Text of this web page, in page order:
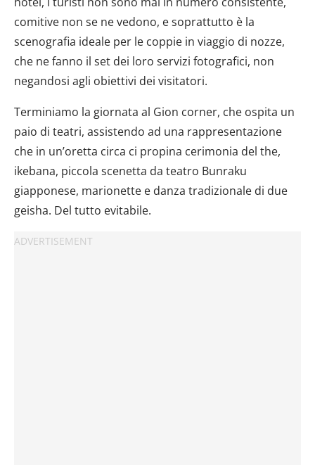
comitive non se ne vedono, e soprattutto è la
scenografia ideale per le coppie in viaggio di nozze,
che ne fanno il set dei loro servizi fotografici, non
negandosi agli obiettivi dei visitatori.
Terminiamo la giornata al Gion corner, che ospita un
paio di teatri, assistendo ad una rappresentazione
che in un’oretta circa ci propina cerimonia del the,
ikebana, piccola scenetta da teatro Bunraku
giapponese, marionette e danza tradizionale di due
geisha. Del tutto evitabile.